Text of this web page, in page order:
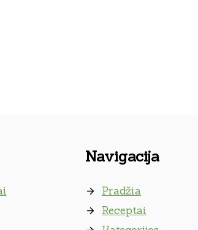
Navigacija
Pradžia
Receptai